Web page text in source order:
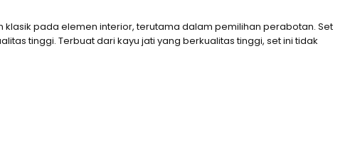
klasik pada elemen interior, terutama dalam pemilihan perabotan. Set
tinggi. Terbuat dari kayu jati yang berkualitas tinggi, set ini tidak